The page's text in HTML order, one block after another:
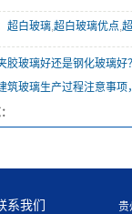
超白玻璃,超白玻璃优点,
胶玻璃好还是钢化玻璃好
筑玻璃生产过程注意事
系我们 贵